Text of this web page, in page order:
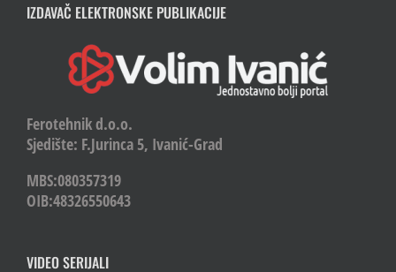
IZDAVAČ ELEKTRONSKE PUBLIKACIJE
Ferotehnik d.o.o.
Sjedište: F.Jurinca 5, Ivanić-Grad
MBS:080357319
OIB:48326550643
VIDEO SERIJALI